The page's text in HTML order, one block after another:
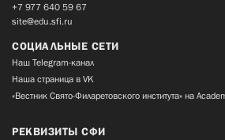
+7 977 640 59 67
site@edu.sfi.ru
СОЦИАЛЬНЫЕ СЕТИ
Наш Telegram-канал
Наша страница в VK
«Вестник Свято-Филаретовского института» на
РЕКВИЗИТЫ СФИ